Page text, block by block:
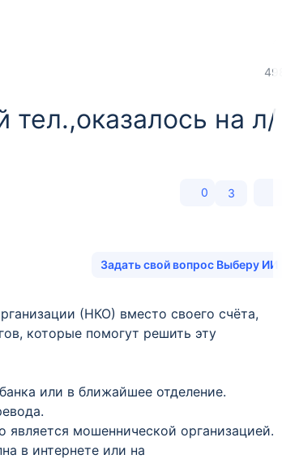
498
на л/
0 3
Задать свой вопрос Выберу ИИ
(НКО) вместо своего счёта,
которые помогут решить эту
или в ближайшее отделение.
является мошеннической организацией.
в интернете или на